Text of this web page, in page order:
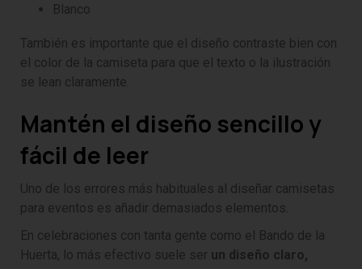
Blanco
También es importante que el diseño contraste bien con
el color de la camiseta para que el texto o la ilustración
se lean claramente.
Mantén el diseño sencillo y
fácil de leer
Uno de los errores más habituales al diseñar camisetas
para eventos es añadir demasiados elementos.
En celebraciones con tanta gente como el Bando de la
Huerta, lo más efectivo suele ser un diseño claro,